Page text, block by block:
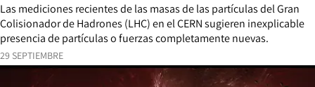
29 SEPTIEMBRE
Las mediciones recientes de las masas de las partículas del Gran
Colisionador de Hadrones (LHC) en el CERN sugieren inexplicable
presencia de partículas o fuerzas completamente nuevas.